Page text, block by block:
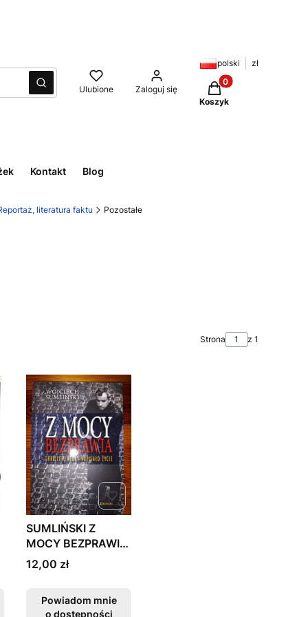
WyczyśćSzukaj Ulubione Zaloguj się
polski zł
Produkty w
Koszyk
Kontakt Blog
literatura faktu Pozostałe
Strona z 1
SUMLIŃSKI Z
MOCY BEZPRAWIA
THRILLER KTÓRE
NAPISAŁO
Cena
12,00 zł
Powiadom mnie
o dostępności